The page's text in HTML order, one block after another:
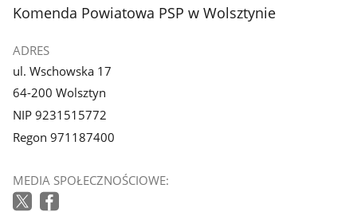
stopka
Komenda Powiatowa PSP w Wolsztynie
ADRES
ul. Wschowska 17
64-200 Wolsztyn
NIP 9231515772
Regon 971187400
MEDIA SPOŁECZNOŚCIOWE: